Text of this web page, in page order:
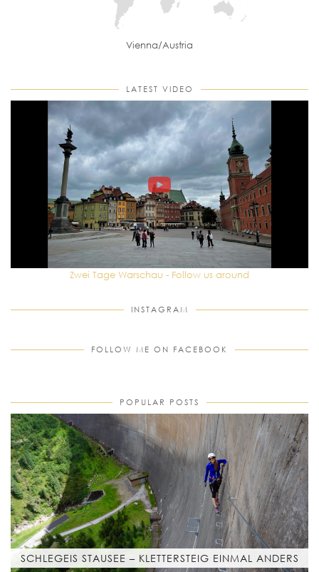
Vienna/Austria
LATEST VIDEO
Zwei Tage Warschau - Follow us around
INSTAGRAM
FOLLOW ME ON FACEBOOK
POPULAR POSTS
SCHLEGEIS STAUSEE – KLETTERSTEIG EINMAL ANDERS